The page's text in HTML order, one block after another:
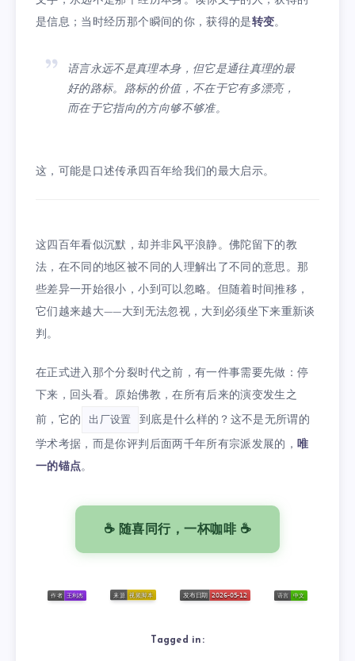
是信息；当时经历那个瞬间的你，获得的是转变。
语言永远不是真理本身，但它是通往真理的最
好的路标。路标的价值，不在于它有多漂亮，
而在于它指向的方向够不够准。
这，可能是口述传承四百年给我们的最大启示。
这四百年看似沉默，却并非风平浪静。佛陀留下的教
法，在不同的地区被不同的人理解出了不同的意思。那
些差异一开始很小，小到可以忽略。但随着时间推移，
它们越来越大——大到无法忽视，大到必须坐下来重新谈
判。
在正式进入那个分裂时代之前，有一件事需要先做：停
下来，回头看。原始佛教，在所有后来的演变发生之
前，它的
出厂设置
到底是什么样的？这不是无所谓的
学术考据，而是你评判后面两千年所有宗派发展的，唯
一的锚点。
☕ 随喜同行，一杯咖啡 ☕
Tagged in: